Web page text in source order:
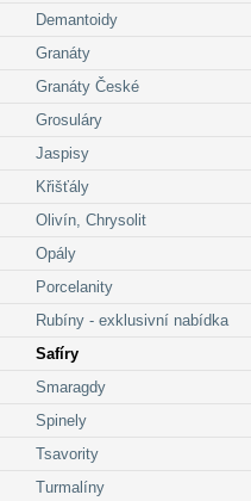
Demantoidy
Granáty
Granáty České
Grosuláry
Jaspisy
Křišťály
Olivín, Chrysolit
Opály
Porcelanity
Rubíny - exklusivní nabídka
Safíry
Smaragdy
Spinely
Tsavority
Turmalíny